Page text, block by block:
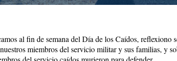
al fin de semana del Día de los Caídos, reflexiono
miembros del servicio militar y sus familias, y